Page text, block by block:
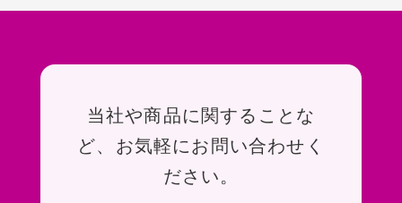
お問い合わせ
当社や商品に関することな
ど、お気軽にお問い合わせく
ださい。